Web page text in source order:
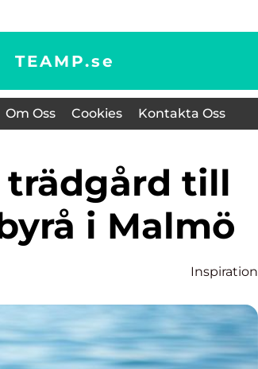
TEAMP.se
Om Oss Cookies Kontakta Oss
i Malmö
Inspiration